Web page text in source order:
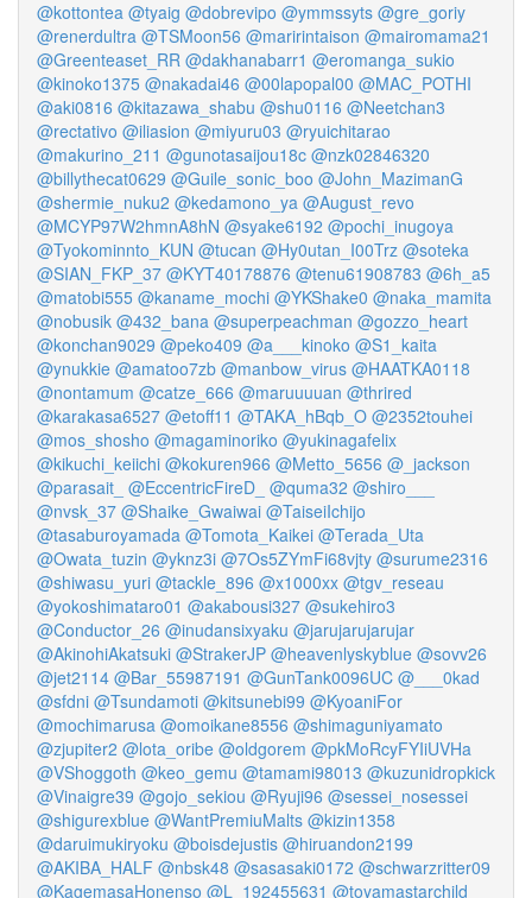
@kottontea @tyaig @dobrevipo @ymmssyts @gre_goriy
@renerdultra @TSMoon56 @maririntaison @mairomama21
@Greenteaset_RR @dakhanabarr1 @eromanga_sukio
@kinoko1375 @nakadai46 @00lapopal00 @MAC_POTHI
@aki0816 @kitazawa_shabu @shu0116 @Neetchan3
@rectativo @iliasion @miyuru03 @ryuichitarao
@makurino_211 @gunotasaijou18c @nzk02846320
@billythecat0629 @Guile_sonic_boo @John_MazimanG
@shermie_nuku2 @kedamono_ya @August_revo
@MCYP97W2hmnA8hN @syake6192 @pochi_inugoya
@Tyokominnto_KUN @tucan @Hy0utan_I00Trz @soteka
@SIAN_FKP_37 @KYT40178876 @tenu61908783 @6h_a5
@matobi555 @kaname_mochi @YKShake0 @naka_mamita
@nobusik @432_bana @superpeachman @gozzo_heart
@konchan9029 @peko409 @a___kinoko @S1_kaita
@ynukkie @amatoo7zb @manbow_virus @HAATKA0118
@nontamum @catze_666 @maruuuuan @thrired
@karakasa6527 @etoff11 @TAKA_hBqb_O @2352touhei
@mos_shosho @magaminoriko @yukinagafelix
@kikuchi_keiichi @kokuren966 @Metto_5656 @_jackson
@parasait_ @EccentricFireD_ @quma32 @shiro___
@nvsk_37 @Shaike_Gwaiwai @TaiseiIchijo
@tasaburoyamada @Tomota_Kaikei @Terada_Uta
@Owata_tuzin @yknz3i @7Os5ZYmFi68vjty @surume2316
@shiwasu_yuri @tackle_896 @x1000xx @tgv_reseau
@yokoshimataro01 @akabousi327 @sukehiro3
@Conductor_26 @inudansixyaku @jarujarujarujar
@AkinohiAkatsuki @StrakerJP @heavenlyskyblue @sovv26
@jet2114 @Bar_55987191 @GunTank0096UC @___0kad
@sfdni @Tsundamoti @kitsunebi99 @KyoaniFor
@mochimarusa @omoikane8556 @shimaguniyamato
@zjupiter2 @lota_oribe @oldgorem @pkMoRcyFYIiUVHa
@VShoggoth @keo_gemu @tamami98013 @kuzunidropkick
@Vinaigre39 @gojo_sekiou @Ryuji96 @sessei_nosessei
@shigurexblue @WantPremiuMalts @kizin1358
@daruimukiryoku @boisdejustis @hiruandon2199
@AKIBA_HALF @nbsk48 @sasasaki0172 @schwarzritter09
@KagemasaHonenso @L_192455631 @toyamastarchild